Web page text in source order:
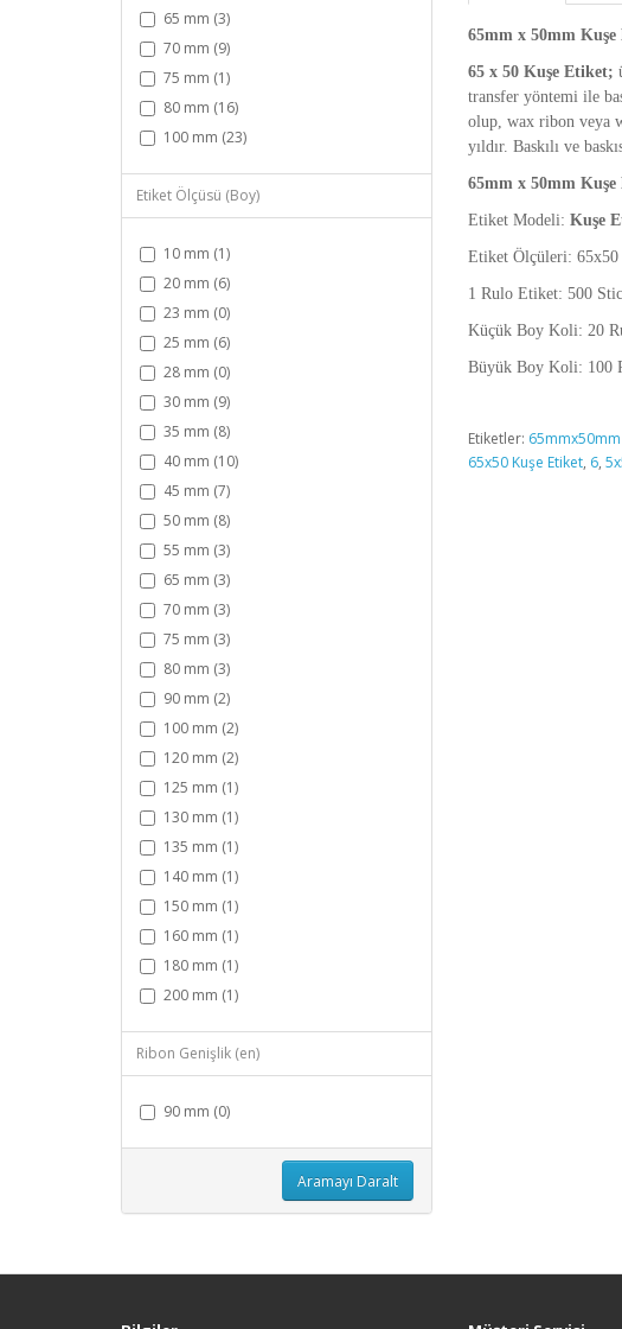
65 mm (3)
70 mm (9)
75 mm (1)
80 mm (16)
100 mm (23)
Etiket Ölçüsü (Boy)
10 mm (1)
20 mm (6)
23 mm (0)
25 mm (6)
28 mm (0)
30 mm (9)
35 mm (8)
40 mm (10)
45 mm (7)
50 mm (8)
55 mm (3)
65 mm (3)
70 mm (3)
75 mm (3)
80 mm (3)
90 mm (2)
100 mm (2)
120 mm (2)
125 mm (1)
130 mm (1)
135 mm (1)
140 mm (1)
150 mm (1)
160 mm (1)
180 mm (1)
200 mm (1)
Ribon Genişlik (en)
90 mm (0)
Aramayı Daralt
65mm x 50mm
65 x 50 Kuşe Etiket;
transfer yöntemi ile
olup, wax ribon veya
yıldır. Baskılı ve
65mm x 50mm
Etiket Modeli: Kuşe
Etiket Ölçüleri: 65x50
1 Rulo Etiket: 500
Küçük Boy Koli: 20
Büyük Boy Koli: 100
Etiketler:
65x50 Kuşe Etiket, 6,